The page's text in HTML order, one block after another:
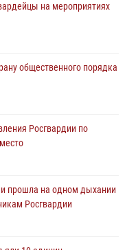
на мероприятиях
общественного порядка
Росгвардии по
прошла на одном дыхании
Росгвардии